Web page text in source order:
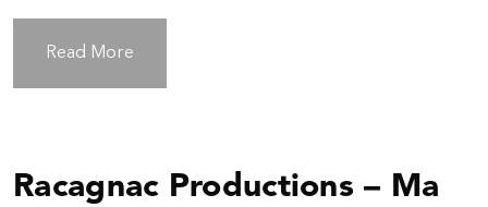
Read More
Racagnac Productions – Ma